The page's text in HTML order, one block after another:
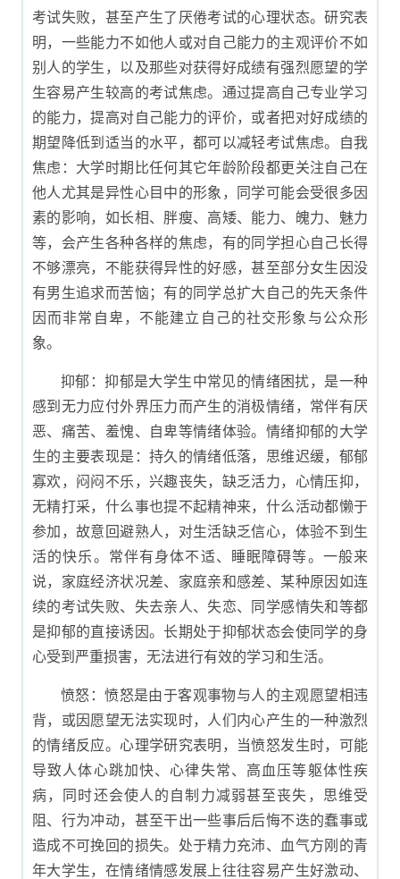
考试失败，甚至产生了厌倦考试的心理状态。研究表
明，一些能力不如他人或对自己能力的主观评价不如
别人的学生，以及那些对获得好成绩有强烈愿望的学
生容易产生较高的考试焦虑。通过提高自己专业学习
的能力，提高对自己能力的评价，或者把对好成绩的
期望降低到适当的水平，都可以减轻考试焦虑。自我
焦虑：大学时期比任何其它年龄阶段都更关注自己在
他人尤其是异性心目中的形象，同学可能会受很多因
素的影响，如长相、胖瘦、高矮、能力、魄力、魅力
等，会产生各种各样的焦虑，有的同学担心自己长得
不够漂亮，不能获得异性的好感，甚至部分女生因没
有男生追求而苦恼；有的同学总扩大自己的先天条件
因而非常自卑，不能建立自己的社交形象与公众形
象。
抑郁：抑郁是大学生中常见的情绪困扰，是一种
感到无力应付外界压力而产生的消极情绪，常伴有厌
恶、痛苦、羞愧、自卑等情绪体验。情绪抑郁的大学
生的主要表现是：持久的情绪低落，思维迟缓，郁郁
寡欢，闷闷不乐，兴趣丧失，缺乏活力，心情压抑，
无精打采，什么事也提不起精神来，什么活动都懒于
参加，故意回避熟人，对生活缺乏信心，体验不到生
活的快乐。常伴有身体不适、睡眠障碍等。一般来
说，家庭经济状况差、家庭亲和感差、某种原因如连
续的考试失败、失去亲人、失恋、同学感情失和等都
是抑郁的直接诱因。长期处于抑郁状态会使同学的身
心受到严重损害，无法进行有效的学习和生活。
愤怒：愤怒是由于客观事物与人的主观愿望相违
背，或因愿望无法实现时，人们内心产生的一种激烈
的情绪反应。心理学研究表明，当愤怒发生时，可能
导致人体心跳加快、心律失常、高血压等躯体性疾
病，同时还会使人的自制力减弱甚至丧失，思维受
阻、行为冲动，甚至干出一些事后后悔不迭的蠢事或
造成不可挽回的损失。处于精力充沛、血气方刚的青
年大学生，在情绪情感发展上往往容易产生好激动、